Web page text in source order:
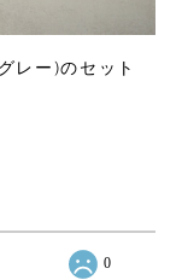
レー)のセット
0